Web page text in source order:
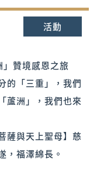
活動
贊境感恩之旅
的「三重」，我們
蘆洲」，我們也來
薩與天上聖母】慈
，福澤綿長。